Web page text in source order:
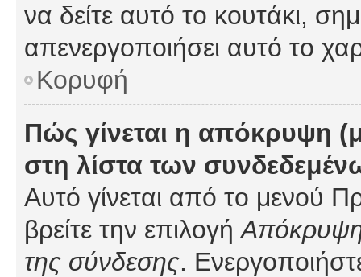
να δείτε αυτό το κουτάκι,
απενεργοποιήσει αυτό το
Κορυφή
Πώς γίνεται η απόκρυψη
στη λίστα των
Αυτό γίνεται από το μενού
βρείτε την επιλογήΑπόκρυψη
της σύνδεσης.